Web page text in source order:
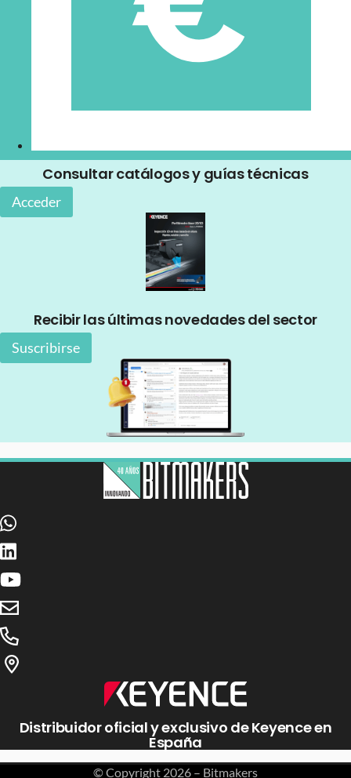
Consultar catálogos y guías técnicas
Acceder
Recibir las últimas novedades del sector
Suscribirse
Distribuidor oficial y exclusivo de Keyence en
España
© Copyright 2026 – Bitmakers